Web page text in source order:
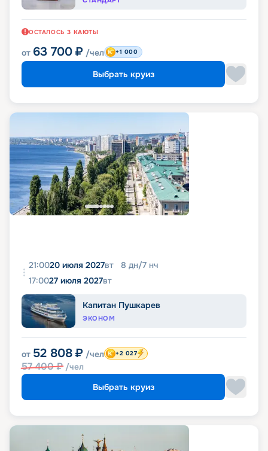
ОСТАЛОСЬ 3 КАЮТЫ
от 63 700 ₽ /чел +1 000
Выбрать круиз
21:0020 июля 2027вт 8 дн/7 нч
17:0027 июля 2027вт
Капитан Пушкарев
ЭКОНОМ
от 52 808 ₽ /чел
57 400₽ /чел
+2 027
Выбрать круиз